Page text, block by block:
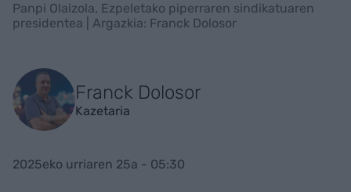
Panpi Olaizola, Ezpeletako piperraren sindikatuaren
presidentea | Argazkia: Franck Dolosor
Franck Dolosor
Kazetaria
2025eko urriaren 25a - 05:30